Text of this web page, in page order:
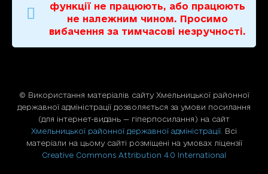
функції не працюють, або працюють
не належним чином. Просимо
вибачення за тимчасові незручності.
© Використання матерiалiв сайту Хмельницької районної
державної адміністрації дозволяється за умови посилання
(для iнтернет-видань — гiперпосилання) на сайт
Хмельницької районної державної адміністрації . Всі
матеріали на цьому сайті розміщені на умовах ліцензії
Creative Commons Attribution 4.0 International